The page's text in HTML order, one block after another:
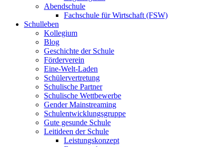
Abendschule
Fachschule für Wirtschaft (FSW)
Schulleben
Kollegium
Blog
Geschichte der Schule
Förderverein
Eine-Welt-Laden
Schülervertretung
Schulische Partner
Schulische Wettbewerbe
Gender Mainstreaming
Schulentwicklungsgruppe
Gute gesunde Schule
Leitideen der Schule
Leistungskonzept